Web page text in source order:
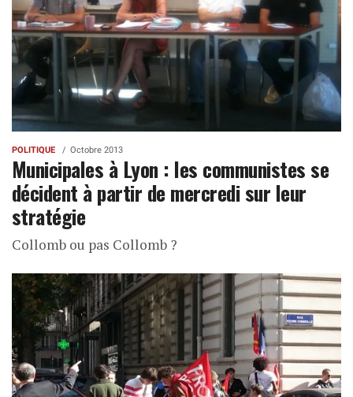
POLITIQUE Octobre 2013
Municipales à Lyon : les communistes se
décident à partir de mercredi sur leur
stratégie
Collomb ou pas Collomb ?